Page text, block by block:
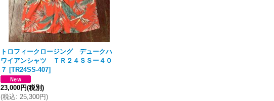
トロフィークロージング デュークハ
ワイアンシャツ ＴＲ２４ＳＳー４０
７ [TR24SS-407]
23,000円(税別)
(税込: 25,300円)